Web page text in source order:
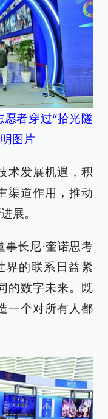
愿者穿过“拾光隧
图片
术发展机遇，积
渠道作用，推动
展。
长尼·奎诺思考
界的联系日益紧
的数字未来。既
一个对所有人都